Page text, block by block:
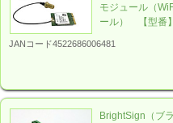
モジュール（
ール） 【型番
JANコード4522686006481
BrightSign（ブ